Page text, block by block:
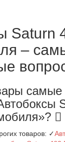
Saturn
–
товаров: ✓